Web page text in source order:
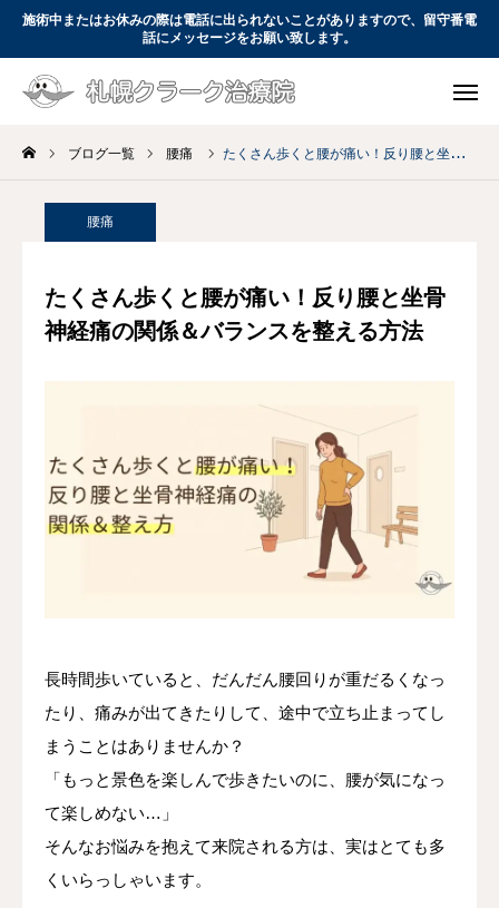
施術中またはお休みの際は電話に出られないことがありますので、留守番電
話にメッセージをお願い致します。
ブログ一覧 腰痛 たくさん歩くと腰が痛い！反り腰と坐骨神経痛の関係＆バランスを整える方法
腰痛
たくさん歩くと腰が痛い！反り腰と坐骨
神経痛の関係＆バランスを整える方法
長時間歩いていると、だんだん腰回りが重だるくなっ
たり、痛みが出てきたりして、途中で立ち止まってし
まうことはありませんか？
「もっと景色を楽しんで歩きたいのに、腰が気になっ
て楽しめない…」
そんなお悩みを抱えて来院される方は、実はとても多
くいらっしゃいます。
 WEB予約
 コース・料金 アクセス
お問い合わせ
コース・料金